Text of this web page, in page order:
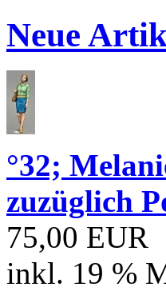
Neue
°32;
zuzüglich
75,00 EUR
inkl. 19 %